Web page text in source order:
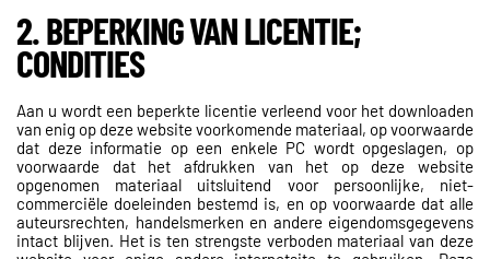
2. BEPERKING VAN LICENTIE;
CONDITIES
Aan u wordt een beperkte licentie verleend voor het downloaden
van enig op deze website voorkomende materiaal, op voorwaarde
dat deze informatie op een enkele PC wordt opgeslagen, op
voorwaarde dat het afdrukken van het op deze website
opgenomen materiaal uitsluitend voor persoonlijke, niet-
commerciële doeleinden bestemd is, en op voorwaarde dat alle
auteursrechten, handelsmerken en andere eigendomsgegevens
intact blijven. Het is ten strengste verboden materiaal van deze